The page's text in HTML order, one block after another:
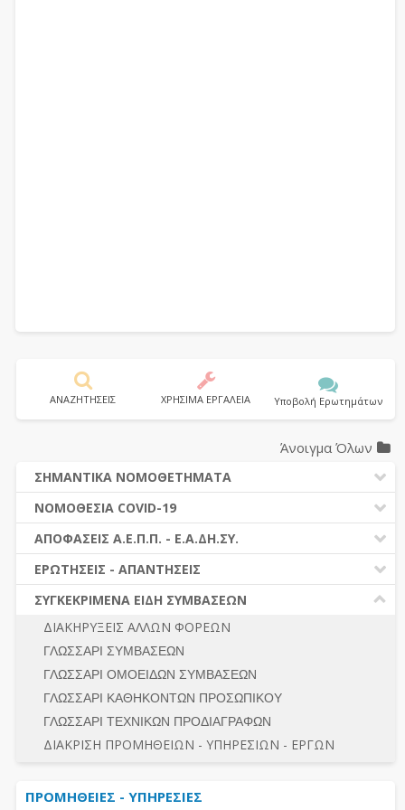
ΑΝΑΖΗΤΗΣΕΙΣ ΧΡΗΣΙΜΑ ΕΡΓΑΛΕΙΑ Υποβολή Ερωτημάτων
Άνοιγμα Όλων
ΣΗΜΑΝΤΙΚΑ ΝΟΜΟΘΕΤΗΜΑΤΑ
ΔΗΜΟΣΙΕΣ ΣΥΜΒΑΣΕΙΣ (Ν. 4412/2016)
ΔΗΜΟΤΙΚΟΣ ΚΩΔΙΚΑΣ (Ν.3463/2006)
ΚΑΛΛΙΚΡΑΤΗΣ (Ν.3852/2010)
ΝΟΜΟΘΕΣΙΑ - ΝΟΜΟΛΟΓΙΑ (ΣΥΝΟΛΟ)
ΝΟΜΟΘΕΣΙΑ COVID-19
ΝΟΜΟΘΕΣΙΑ - ΝΟΜΟΛΟΓΙΑ COVID -19
ΕΡΩΤΗΣΕΙΣ - ΑΠΑΝΤΗΣΕΙΣ
ΑΠΟΦΑΣΕΙΣ Α.Ε.Π.Π. - Ε.Α.ΔΗ.ΣΥ.
ΠΡΟΔΙΚΑΣΤΙΚΗ ΠΡΟΣΦΥΓΗ
ΓΕΝΙΚΟΙ ΚΑΝΟΝΕΣ
ΔΙΚΑΙΟΥΜΕΝΟΙ ΣΥΜΜΕΤΟΧΗΣ
ΠΡΟΣΦΟΡΕΣ – ΔΙΚΑΙΟΛΟΓΗΤΙΚΑ ΣΥΜΜΕΤΟΧΗΣ
ΔΙΕΞΑΓΩΓΗ ΔΙΑΔΙΚΑΣΙΑΣ
ΕΣΗΔΗΣ – ΚΗΜΔΗΣ
ΠΕΡΙΛΗΨΕΙΣ ΑΠΟΦΑΣΕΩΝ Α.Ε.Π.Π. - Ε.Α.ΔΗ.ΣΥ.
ΣΥΝΟΛΟ
ΕΡΩΤΗΣΕΙΣ - ΑΠΑΝΤΗΣΕΙΣ
Ν. 4782/2021 - ΤΡΟΠΟΠΟΙΗΣΗ 4412/2016
ΔΙΕΞΑΓΩΓΗ ΔΙΑΔΙΚΑΣΙΑΣ
ΔΙΑΔΙΚΑΣΙΕΣ ΑΝΑΘΕΣΗΣ
ΓΕΝΙΚΟΙ ΚΑΝΟΝΕΣ
ΠΡΟΕΤΟΙΜΑΣΙΑ - ΔΗΜΟΣΙΟΤΗΤΑ
ΛΟΓΟΙ ΑΠΟΚΛΕΙΣΜΟΥ-ΔΙΚΑΙΟΥΜΕΝΟΙ ΣΥΜΜΕΤΟΧΗΣ
ΠΡΟΣΦΟΡΕΣ - ΔΙΚΑΙΟΛΟΓΗΤΙΚΑ ΣΥΜΜΕΤΟΧΗΣ
ΣΥΓΚΕΚΡΙΜΕΝΑ ΕΙΔΗ ΣΥΜΒΑΣΕΩΝ
ΔΙΑΚΗΡΥΞΕΙΣ ΑΛΛΩΝ ΦΟΡΕΩΝ
ΓΛΩΣΣΑΡΙ ΣΥΜΒΑΣΕΩΝ
ΓΛΩΣΣΑΡΙ ΟΜΟΕΙΔΩΝ ΣΥΜΒΑΣΕΩΝ
ΓΛΩΣΣΑΡΙ ΚΑΘΗΚΟΝΤΩΝ ΠΡΟΣΩΠΙΚΟΥ
ΓΛΩΣΣΑΡΙ ΤΕΧΝΙΚΩΝ ΠΡΟΔΙΑΓΡΑΦΩΝ
ΔΙΑΚΡΙΣΗ ΠΡΟΜΗΘΕΙΩΝ - ΥΠΗΡΕΣΙΩΝ - ΕΡΓΩΝ
ΠΡΟΜΗΘΕΙΕΣ - ΥΠΗΡΕΣΙΕΣ